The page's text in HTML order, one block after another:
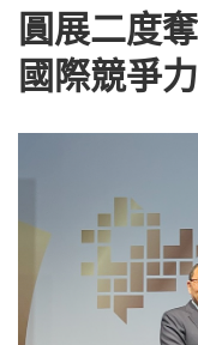
圓展二度
國際競爭